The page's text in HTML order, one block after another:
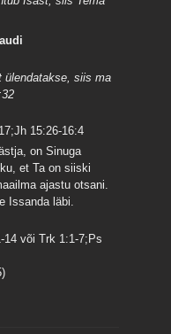
ülendatakse, siis ma
15:26-16:4
on Sinuga
et Ta on siiski
ajastu otsani.
Issanda läbi.
14 või Trk 1:1-7;Ps